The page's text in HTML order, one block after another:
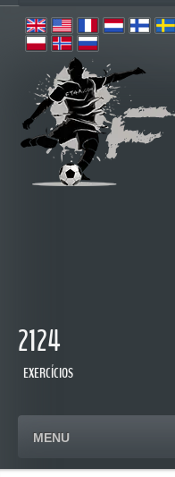
2124
EXERCÍCIOS
MENU